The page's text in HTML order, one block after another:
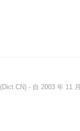
(Dict.CN) - 自 2003 年 11